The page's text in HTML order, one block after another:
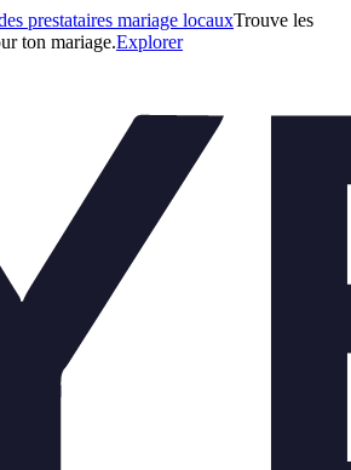
prestataires mariage locauxTrouve les
ton mariage.Explorer